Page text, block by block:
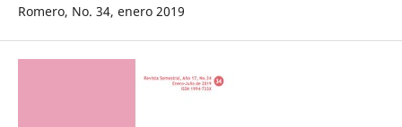
Romero, No. 34, enero 2019